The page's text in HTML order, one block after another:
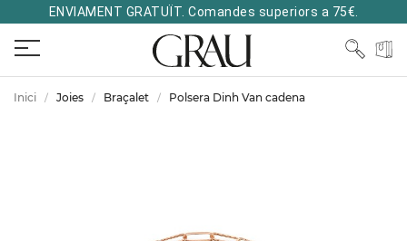
ENVIAMENT GRATUÏT. Comandes superiors a 75€.
Inici Joies Braçalet Polsera Dinh Van cadena